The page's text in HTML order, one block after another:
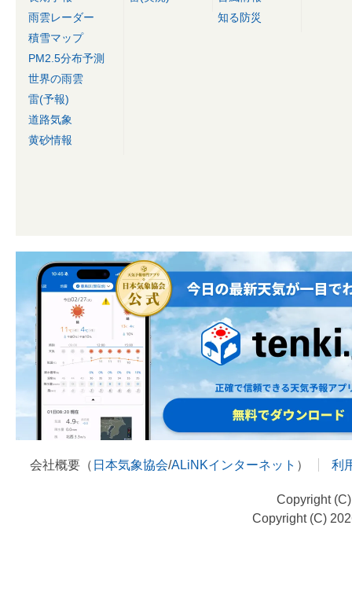
雨雲レーダー
積雪マップ
PM2.5分布予測
世界の雨雲
雷(予報)
道路気象
黄砂情報
知る防災
会社概要（ 日本気象協会/ALiNKインターネット ） 利
Copyright
Copyright (C)